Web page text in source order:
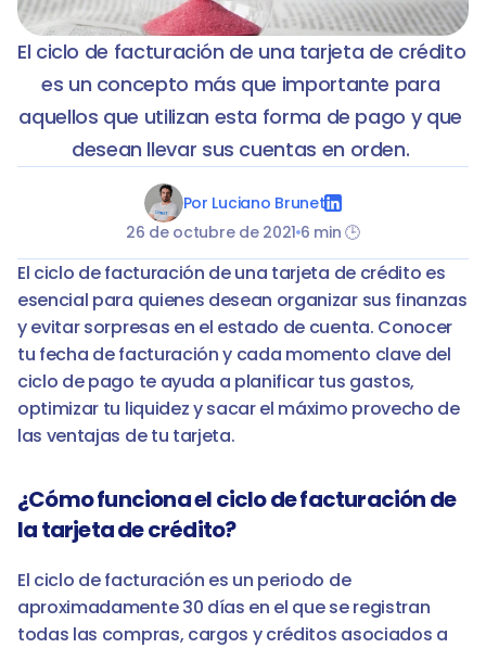
El ciclo de facturación de una tarjeta de crédito
es un concepto más que importante para
aquellos que utilizan esta forma de pago y que
desean llevar sus cuentas en orden.
Por Luciano Brunet
26 de octubre de 2021 6 min 🕒
El ciclo de facturación de una tarjeta de crédito es
esencial para quienes desean organizar sus finanzas
y evitar sorpresas en el estado de cuenta. Conocer
tu fecha de facturación y cada momento clave del
ciclo de pago te ayuda a planificar tus gastos,
optimizar tu liquidez y sacar el máximo provecho de
las ventajas de tu tarjeta.
¿Cómo funciona el ciclo de facturación de
la tarjeta de crédito?
El ciclo de facturación es un periodo de
aproximadamente 30 días en el que se registran
todas las compras, cargos y créditos asociados a